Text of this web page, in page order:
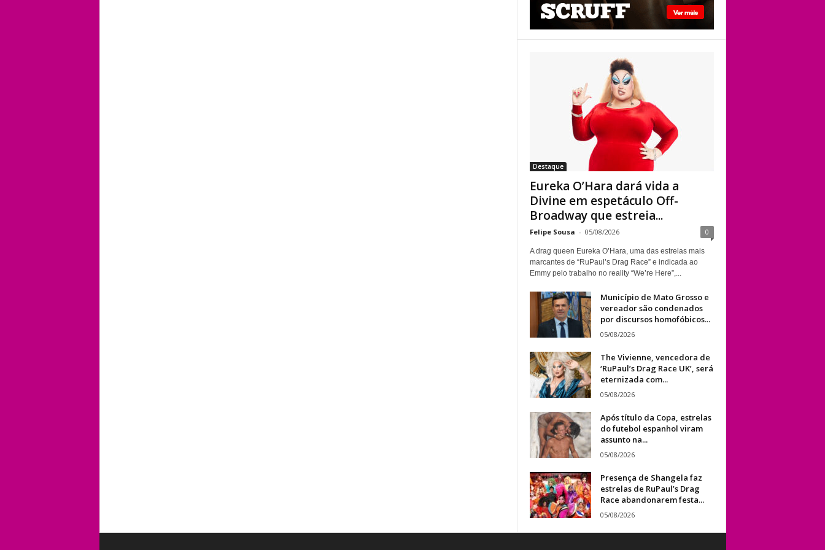
Kennedy Davenport
vida a Divine em
espetáculo Off-
Broadway que
estreia em Nova
York sobre a
trajetória da
lendária drag queen
Destaque
Eureka O’Hara dará vida a
Divine em espetáculo Off-
Broadway que estreia...
Felipe Sousa - 05/08/2026 0
A drag queen Eureka O’Hara, uma das estrelas mais
marcantes de “RuPaul’s Drag Race” e indicada ao
Emmy pelo trabalho no reality “We’re Here”,...
Município de Mato Grosso e
vereador são condenados
por discursos homofóbicos...
05/08/2026
The Vivienne, vencedora de
‘RuPaul’s Drag Race UK’, será
eternizada com...
05/08/2026
Após título da Copa, estrelas
do futebol espanhol viram
assunto na...
05/08/2026
Presença de Shangela faz
estrelas de RuPaul’s Drag
Race abandonarem festa...
05/08/2026